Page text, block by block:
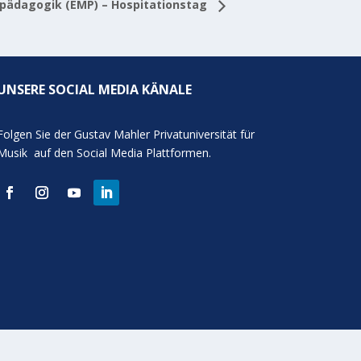
(EMP) – Hospitationstag
SOCIAL MEDIA KÄNALE
Sie der Gustav Mahler Privatuniversität für
auf den Social Media Plattformen.